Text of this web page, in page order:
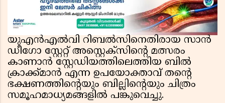
യുഎൻഎൽവി റിബൽസിനെതിരായ സാൻ
ഡീഗോ സ്റ്റേറ്റ് അസ്റ്റെക്സിന്റെ മത്സരം
കാണാൻ സ്റ്റേഡിയത്തിലെത്തിയ ബിൽ
ക്രാക്ക്മാൻ എന്ന ഉപയോക്താവ് തന്റെ
ഭക്ഷണത്തിന്റെയും ബില്ലിന്റെയും ചിത്രം
സമൂഹമാധ്യമങ്ങളിൽ പങ്കുവെച്ചു.